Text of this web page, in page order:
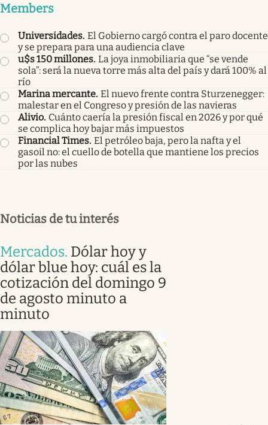
Members
Universidades. El Gobierno cargó contra el paro docente
y se prepara para una audiencia clave
u$s 150 millones. La joya inmobiliaria que “se vende
sola”: será la nueva torre más alta del país y dará 100% al
río
Marina mercante. El nuevo frente contra Sturzenegger:
malestar en el Congreso y presión de las navieras
Alivio. Cuánto caería la presión fiscal en 2026 y por qué
se complica hoy bajar más impuestos
Financial Times. El petróleo baja, pero la nafta y el
gasoil no: el cuello de botella que mantiene los precios
por las nubes
Noticias de tu interés
Mercados. Dólar hoy y
dólar blue hoy: cuál es la
cotización del domingo 9
de agosto minuto a
minuto